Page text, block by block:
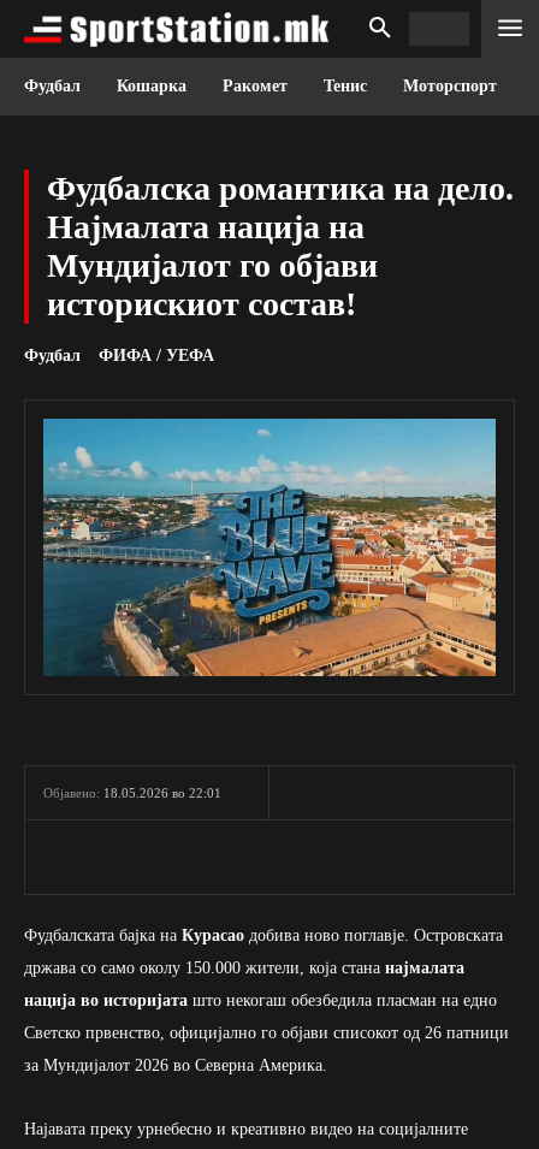
Фудбал Кошарка Ракомет Тенис Моторспорт
Фудбалска романтика на дело.
Најмалата нација на
Мундијалот го објави
историскиот состав!
Фудбал ФИФА / УЕФА
Објавено: 18.05.2026 во 22:01
Фудбалската бајка на Курасао добива ново поглавје. Островската
држава со само околу 150.000 жители, која стана најмалата
нација во историјата што некогаш обезбедила пласман на едно
Светско првенство, официјално го објави списокот од 26 патници
за Мундијалот 2026 во Северна Америка.
Најавата преку урнебесно и креативно видео на социјалните